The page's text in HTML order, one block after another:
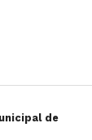
de